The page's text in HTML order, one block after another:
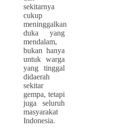
sekitarnya
cukup
meninggalkan
duka yang
mendalam,
bukan hanya
untuk warga
yang tinggal
didaerah
sekitar
gempa, tetapi
juga seluruh
masyarakat
Indonesia.